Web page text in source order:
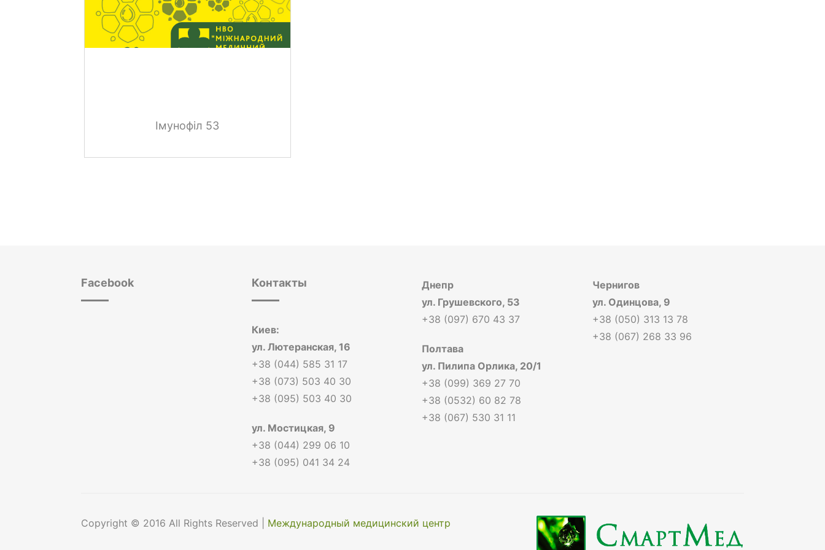
Імунофіл 53
Facebook Контакты
Киев:
ул. Лютеранская, 16
+38 (044) 585 31 17
+38 (073) 503 40 30
+38 (095) 503 40 30
ул. Мостицкая, 9
+38 (044) 299 06 10
+38 (095) 041 34 24
Днепр
ул. Грушевского, 53
+38 (097) 670 43 37
Полтава
ул. Пилипа Орлика, 20/1
+38 (099) 369 27 70
+38 (0532) 60 82 78
+38 (067) 530 31 11
Чернигов
ул. Одинцова, 9
+38 (050) 313 13 78
+38 (067) 268 33 96
Copyright © 2016 All Rights Reserved | Международный медицинский центр